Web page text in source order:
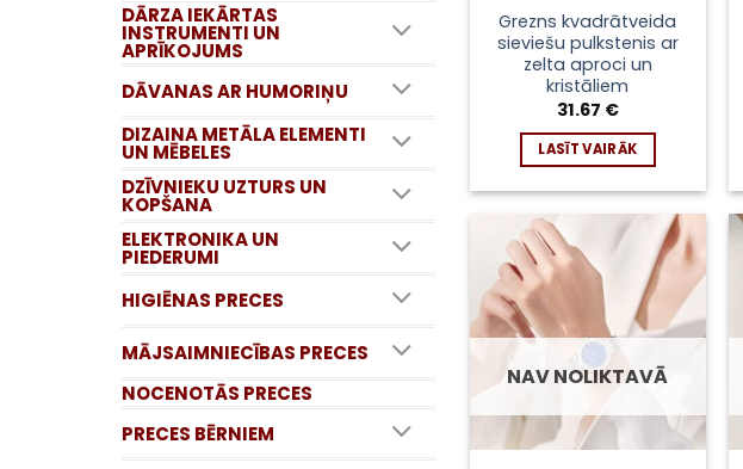
DĀRZA IEKĀRTAS
INSTRUMENTI UN
APRĪKOJUMS
DĀVANAS AR HUMORIŅU
DIZAINA METĀLA ELEMENTI
UN MĒBELES
DZĪVNIEKU UZTURS UN
KOPŠANA
ELEKTRONIKA UN
PIEDERUMI
HIGIĒNAS PRECES
MĀJSAIMNIECĪBAS PRECES
NOCENOTĀS PRECES
PRECES BĒRNIEM
Grezns kvadrātveida
sieviešu pulkstenis ar
zelta aproci un
kristāliem
31.67 €
LASĪT VAIRĀK
Pievienot
sarakstam
NAV NOLIKTAVĀ